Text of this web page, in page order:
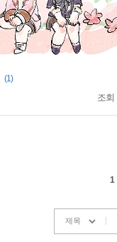
(1)
조회
1